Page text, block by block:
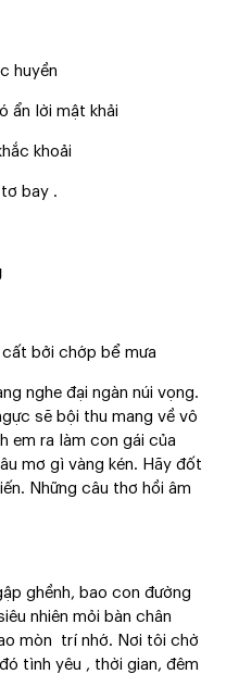
huyền
ẩn lời mật khải
khoải
bay .
cất bởi chớp bể mưa
nghe đại ngàn núi vọng.
sẽ bội thu mang về vô
em ra làm con gái của
mơ gì vàng kén. Hãy đốt
Những câu thơ hồi âm
ghềnh, bao con đường
nhiên mỏi bàn chân
mòn trí nhớ. Nơi tôi chờ
tình yêu , thời gian, đêm